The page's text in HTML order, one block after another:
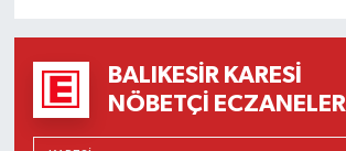
BALIKESIR KARESI
NÖBETÇI ECZANELER
Resmi İlanlar
SAĞLIK